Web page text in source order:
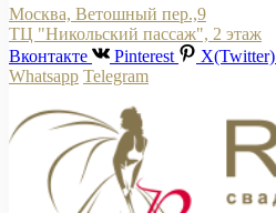
Москва, Ветошный пер.,9
ТЦ "Никольский пассаж", 2 этаж
Вконтакте
Pinterest X(Twitter)
Whatsapp Telegram